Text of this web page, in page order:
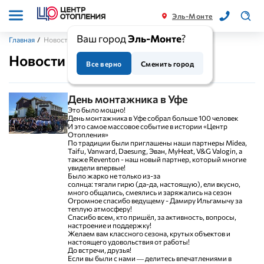
Эль-Монте
Ваш городЭль-Монте?
Все верно Сменить город
Главная / Новости
Новости
День монтажника в Уфе
Это было мощно!
День монтажника в Уфе собрал больше 100 человек
И это самое массовое событие в истории «Центр
Отопления»
По традиции были приглашены наши партнеры Midea,
Taifu, Vanward, Daesung, Эван, MyHeat, V&G Valogin, а
также Reventon - наш новый партнер, который многие
увидели впервые!
Было жарко не только из-за
солнца: тягали гирю (да-да, настоящую), ели вкусно,
много общались, смеялись и заряжались на сезон
Огромное спасибо ведущему - Дамиру Ильгамычу за
теплую атмосферу!
Спасибо всем, кто пришёл, за активность, вопросы,
настроение и поддержку!
Желаем вам классного сезона, крутых объектов и
настоящего удовольствия от работы!
До встречи, друзья!
Если вы были с нами — делитесь впечатлениями в